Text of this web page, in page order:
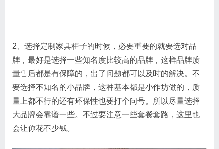
2、选择定制家具柜子的时候，必要重要的就要选对品
牌，最好是选择一些知名度比较高的品牌，这样品牌质
量售后都是有保障的，出了问题都可以及时的解决。不
要选择不知名的小品牌，这种基本都是小作坊做的，质
量上都不行的还有环保性也要打个问号。所以尽量选择
大品牌会靠谱一些。不过要注意一些套餐套路，这里也
会让你花不少钱。